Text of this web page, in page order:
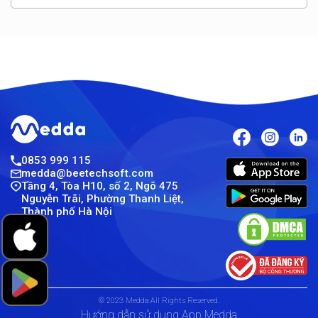
0853 999 115
medda@beetechsoft.com
Tầng 4, Tòa H10, số 2, Ngõ 475
Nguyễn Trãi, Phường Thanh Liệt,
Thành phố Hà Nội
© 2023 Medda.All Rights Reserved.
Hướng dẫn sử dụng App Medda